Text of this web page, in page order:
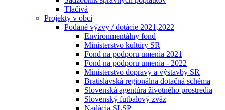
Tlačivá
Projekty v obci
Podané výzvy / dotácie 2021,2022
Environmentálny fond
Ministerstvo kultúry SR
Fond na podporu umenia 2021
Fond na podporu umenia - 2022
Ministerstvo dopravy a výstavby SR
Bratislavská regionálna dotačná schéma
Slovenská agentúra životného prostredia
Slovenský futbalový zväz
Nadácia SLSP